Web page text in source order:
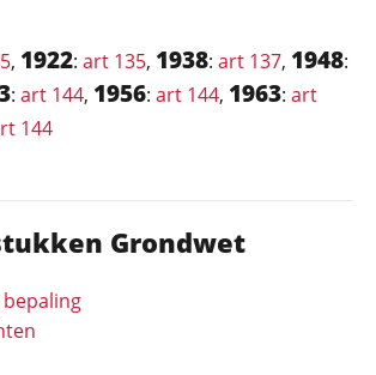
Grondwet
, 1922: art 135, 1938: art 137, 1948:
: art 144, 1956: art 144, 1963: art
144